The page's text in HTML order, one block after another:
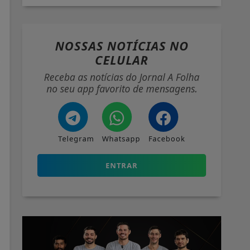
NOSSAS NOTÍCIAS NO
CELULAR
Receba as notícias do Jornal A Folha
no seu app favorito de mensagens.
Telegram Whatsapp Facebook
ENTRAR